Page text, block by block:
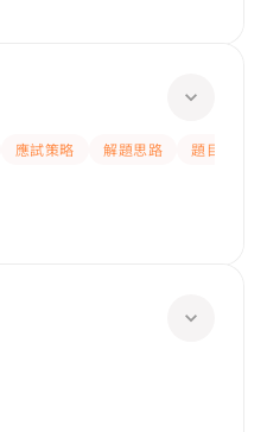
應試策略 解題思路
題目講解